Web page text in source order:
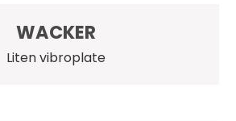
WACKER
Liten vibroplate